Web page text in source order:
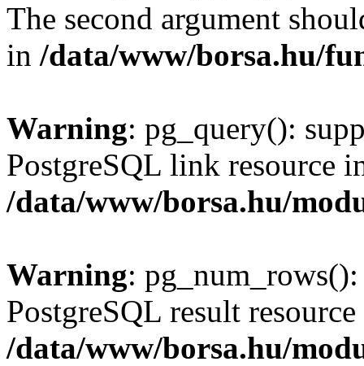
The second argument
in /data/www/borsa.hu/
Warning: pg_query():
PostgreSQL link resource
/data/www/borsa.hu/
Warning:
PostgreSQL result
/data/www/borsa.hu/